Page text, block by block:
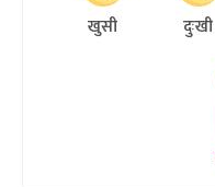
खुसी दुःखी